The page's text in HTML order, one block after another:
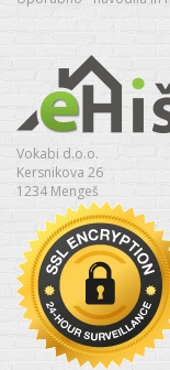
Vokabi d.o.o.
Kersnikova 26
1234 Mengeš